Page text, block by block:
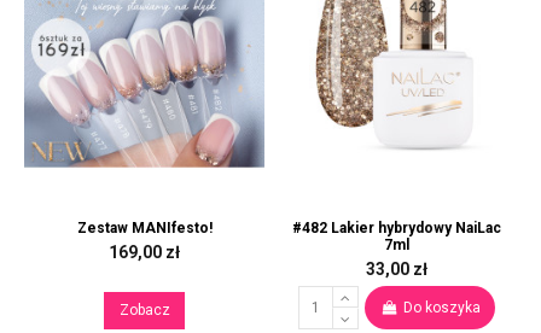
Zestaw MANIfesto!
169,00 zł
Zobacz
#482 Lakier hybrydowy NaiLac
7ml
33,00 zł
Do koszyka